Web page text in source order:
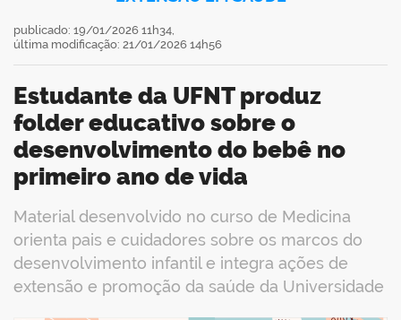
Estudante da UFNT produz
folder educativo sobre o
desenvolvimento do bebê no
primeiro ano de vida
Material desenvolvido no curso de Medicina
orienta pais e cuidadores sobre os marcos do
desenvolvimento infantil e integra ações de
extensão e promoção da saúde da Universidade
publicado: 19/01/2026 11h34,
última modificação: 21/01/2026 14h56